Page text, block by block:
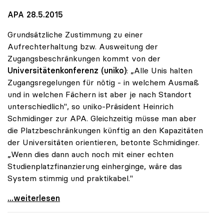
APA 28.5.2015
Grundsätzliche Zustimmung zu einer
Aufrechterhaltung bzw. Ausweitung der
Zugangsbeschränkungen kommt von der
Universitätenkonferenz (uniko): „Alle Unis halten
Zugangsregelungen für nötig - in welchem Ausmaß
und in welchen Fächern ist aber je nach Standort
unterschiedlich", so uniko-Präsident Heinrich
Schmidinger zur APA. Gleichzeitig müsse man aber
die Platzbeschränkungen künftig an den Kapazitäten
der Universitäten orientieren, betonte Schmidinger.
„Wenn dies dann auch noch mit einer echten
Studienplatzfinanzierung einherginge, wäre das
System stimmig und praktikabel."
Zugangsregelungen: Grundsätzliches Okay der uniko
...weiterlesen